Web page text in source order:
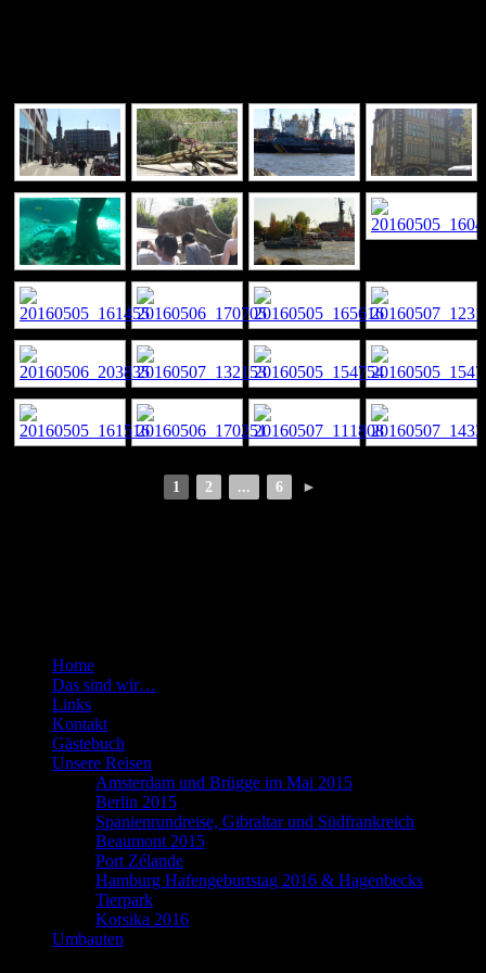
1 2 ... 6 ►
Home
Das sind wir…
Links
Kontakt
Gästebuch
Unsere Reisen
Amsterdam und Brügge im Mai 2015
Berlin 2015
Spanienrundreise, Gibraltar und Südfrankreich
Beaumont 2015
Port Zélande
Hamburg Hafengeburtstag 2016 & Hagenbecks
Tierpark
Korsika 2016
Umbauten